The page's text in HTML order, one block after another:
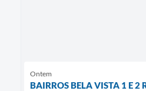
Ontem
BAIRROS BELA VISTA 1 E 2